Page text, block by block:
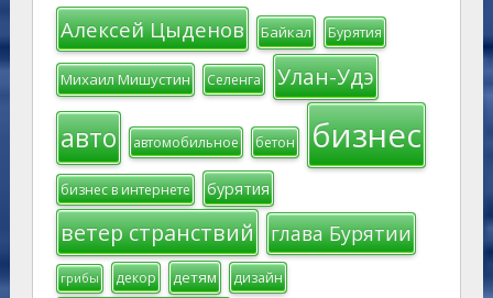
Алексей Цыденов Байкал Бурятия
Михаил Мишустин Селенга Улан-Удэ
авто автомобильное бетон бизнес
бизнес в интернете бурятия
ветер странствий глава Бурятии
грибы декор детям дизайн